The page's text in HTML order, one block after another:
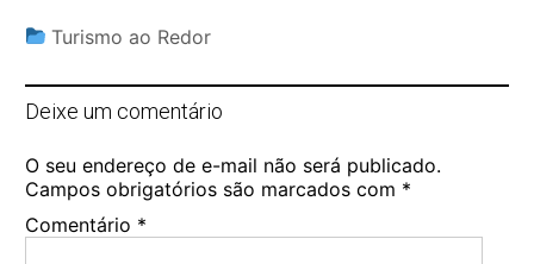
Turismo ao Redor
Deixe um comentário
O seu endereço de e-mail não será publicado.
Campos obrigatórios são marcados com *
Comentário *